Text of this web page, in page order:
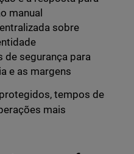
manual
sobre
de segurança para
e as margens
tempos de
mais